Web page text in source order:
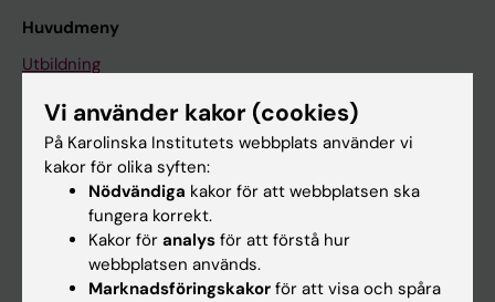
Huvudmeny
Utbildning
Forskarutbildning
Forskning
Om KI
På gång
Nyheter
Vi använder kakor (cookies)
På Karolinska Institutets webbplats använder vi
kakor för olika syften:
Nödvändiga kakor för att webbplatsen ska
fungera korrekt.
Kakor för analys för att förstå hur
webbplatsen används.
Marknadsföringskakor för att visa och spåra